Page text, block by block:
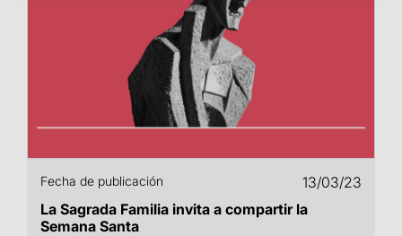
Fecha de publicación
13/03/23
La Sagrada Familia invita a compartir la
Semana Santa